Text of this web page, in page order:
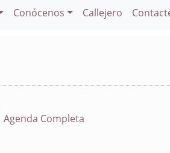
Conócenos Callejero
Agenda Completa